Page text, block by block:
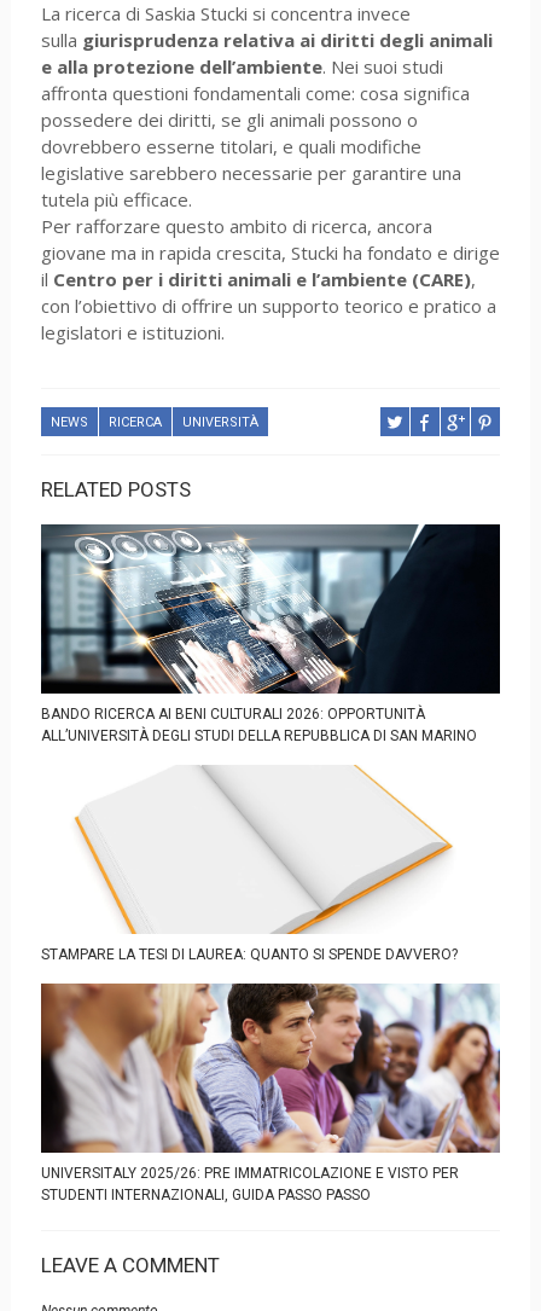
La ricerca di Saskia Stucki si concentra invece
sulla giurisprudenza relativa ai diritti degli animali
e alla protezione dell’ambiente. Nei suoi studi
affronta questioni fondamentali come: cosa significa
possedere dei diritti, se gli animali possono o
dovrebbero esserne titolari, e quali modifiche
legislative sarebbero necessarie per garantire una
tutela più efficace.
Per rafforzare questo ambito di ricerca, ancora
giovane ma in rapida crescita, Stucki ha fondato e dirige
il Centro per i diritti animali e l’ambiente (CARE),
con l’obiettivo di offrire un supporto teorico e pratico a
legislatori e istituzioni.
NEWS RICERCA UNIVERSITÀ
RELATED POSTS
BANDO RICERCA AI BENI CULTURALI 2026: OPPORTUNITÀ
ALL’UNIVERSITÀ DEGLI STUDI DELLA REPUBBLICA DI SAN MARINO
STAMPARE LA TESI DI LAUREA: QUANTO SI SPENDE DAVVERO?
UNIVERSITALY 2025/26: PRE IMMATRICOLAZIONE E VISTO PER
STUDENTI INTERNAZIONALI, GUIDA PASSO PASSO
LEAVE A COMMENT